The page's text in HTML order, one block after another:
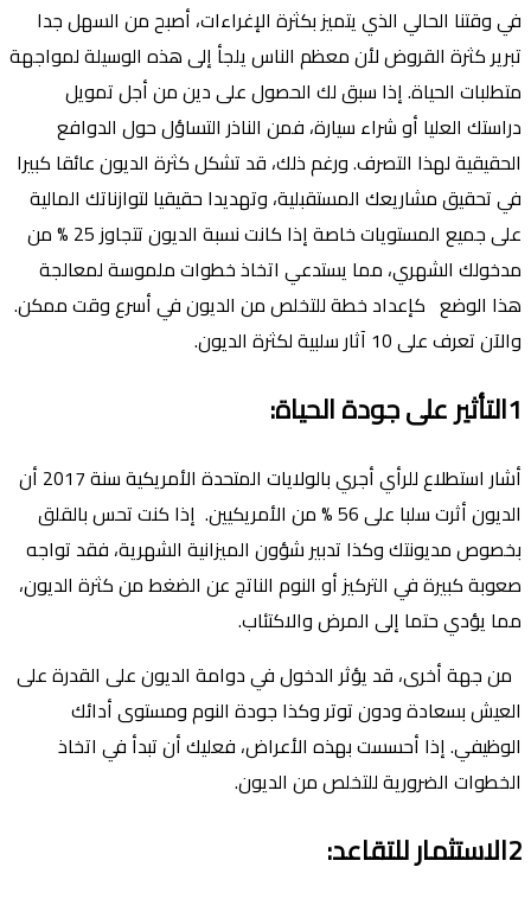
في وقتنا الحالي الذي يتميز بكثرة الإغراءات، أصبح من السهل جدا
تبرير كثرة القروض لأن معظم الناس يلجأ إلى هذه الوسيلة لمواجهة
متطلبات الحياة. إذا سبق لك الحصول على دين من أجل تمويل
دراستك العليا أو شراء سيارة، فمن الناذر التساؤل حول الدوافع
الحقيقية لهذا التصرف. ورغم ذلك، قد تشكل كثرة الديون عائقا كبيرا
في تحقيق مشاريعك المستقبلية، وتهديدا حقيقيا لتوازناتك المالية
على جميع المستويات خاصة إذا كانت نسبة الديون تتجاوز 25 % من
مدخولك الشهري، مما يستدعي اتخاذ خطوات ملموسة لمعالجة
هذا الوضع كإعداد خطة للتخلص من الديون في أسرع وقت ممكن.
والآن تعرف على 10 آثار سلبية لكثرة الديون.
1التأثير على جودة الحياة:
أشار استطلاع للرأي أجري بالولايات المتحدة الأمريكية سنة 2017 أن
الديون أثرت سلبا على 56 % من الأمريكيين. إذا كنت تحس بالقلق
بخصوص مديونتك وكذا تدبير شؤون الميزانية الشهرية، فقد تواجه
صعوبة كبيرة في التركيز أو النوم الناتج عن الضغط من كثرة الديون،
مما يؤدي حتما إلى المرض والاكتئاب.
من جهة أخرى، قد يؤثر الدخول في دوامة الديون على القدرة على
العيش بسعادة ودون توتر وكذا جودة النوم ومستوى أدائك
الوظيفي. إذا أحسست بهذه الأعراض، فعليك أن تبدأ في اتخاذ
الخطوات الضرورية للتخلص من الديون.
2الاستثمار للتقاعد: